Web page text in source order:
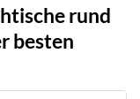
rund
besten